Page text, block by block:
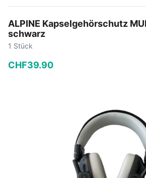
ALPINE Kapselgehörschutz
schwarz
1 Stück
CHF39.90
In den Warenkorb